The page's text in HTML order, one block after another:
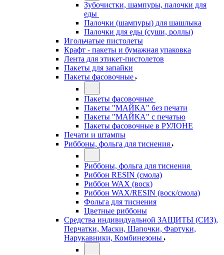
Зубочистки, шампуры, палочки для
еды
Палочки (шампуры) для шашлыка
Палочки для еды (суши, роллы)
Игольчатые пистолеты
Крафт - пакеты и бумажная упаковка
Лента для этикет-пистолетов
Пакеты для запайки
Пакеты фасовочные
Пакеты фасовочные
Пакеты "МАЙКА" без печати
Пакеты "МАЙКА" с печатью
Пакеты фасовочные в РУЛОНЕ
Печати и штампы
Риббоны, фольга для тиснения
Риббоны, фольга для тиснения
Риббон RESIN (смола)
Риббон WAX (воск)
Риббон WAX/RESIN (воск/смола)
Фольга для тиснения
Цветные риббоны
Средства индивидуальной ЗАЩИТЫ (СИЗ),
Перчатки, Маски, Шапочки, Фартуки,
Нарукавники, Комбинезоны